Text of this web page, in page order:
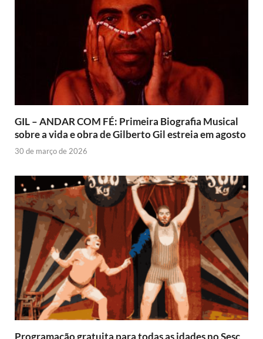
GIL – ANDAR COM FÉ: Primeira Biografia Musical
sobre a vida e obra de Gilberto Gil estreia em agosto
30 de março de 2026
Programação gratuita para todas as idades no Sesc